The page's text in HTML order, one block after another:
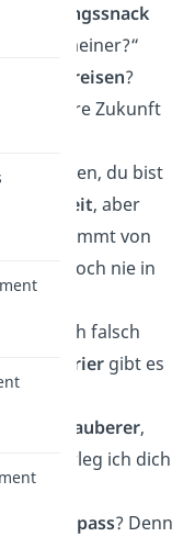
Lieblingssnack
du meiner?“
an
Zeitreisen?
unsere Zukunft
jetzt sagen, du bist
Schönheit, aber
kommt von
ich war noch nie in
wenn ich falsch
Dinosauriergibt es
kein
Zauberer,
Kiste zerleg ich dich
Kompass? Denn